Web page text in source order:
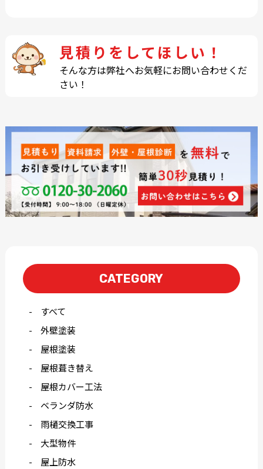
見積りをしてほしい！
そんな方は弊社へお気軽にお問い合わせくだ
さい！
CATEGORY
すべて
外壁塗装
屋根塗装
屋根葺き替え
屋根カバー工法
ベランダ防水
雨樋交換工事
大型物件
屋上防水